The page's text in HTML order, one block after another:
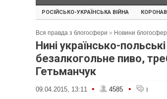
РОСІЙСЬКО-УКРАЇНСЬКА ВІЙНА
Вся правда з блогосфери » Новини
Нині українсько-
безалкогольне пиво,
Гетьманчук
09.04.2015, 13:11 • 4585 • 1